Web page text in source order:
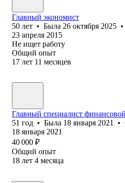
Главный экономист
50 лет • Была 26 октября 2025 •
23 апреля 2015
Не ищет работу
Общий опыт
17 лет 11 месяцев
Главный специалист
51 год • Была 18 января 2021 •
18 января 2021
40 000 ₽
Общий опыт
18 лет 4 месяца